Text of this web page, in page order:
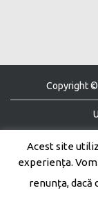
Copyright ©
Acest site
experiența.
renunța, dacă